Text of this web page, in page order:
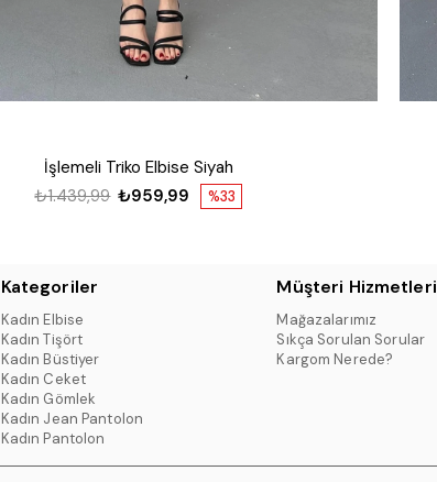
İşlemeli Triko Elbise Siyah
%33
₺959,99
₺1.439,99
Kategoriler
Kadın Elbise
Kadın Tişört
Kadın Büstiyer
Kadın Ceket
Kadın Gömlek
Kadın Jean Pantolon
Kadın Pantolon
Müşteri Hizmetleri
Mağazalarımız
Sıkça Sorulan Sorular
Kargom Nerede?